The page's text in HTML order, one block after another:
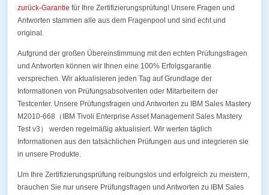
zurück-Garantie für Ihre Zertifizierungsprüfung! Unsere Fragen und
Antworten stammen alle aus dem Fragenpool und sind echt und
original.
Aufgrund der großen Übereinstimmung mit den echten Prüfungsfragen
und Antworten können wir Ihnen eine 100% Erfolgsgarantie
versprechen. Wir aktualisieren jeden Tag auf Grundlage der
Informationen von Prüfungsabsolventen oder Mitarbeitern der
Testcenter. Unsere Prüfungsfragen und Antworten zu IBM Sales Mastery
M2010-668（IBM Tivoli Enterprise Asset Management Sales Mastery
Test v3） werden regelmäßig aktualisiert. Wir werten täglich
Informationen aus den tatsächlichen Prüfungen aus und integrieren sie
in unsere Produkte.
Um Ihre Zertifizierungsprüfung reibungslos und erfolgreich zu meistern,
brauchen Sie nur unsere Prüfungsfragen und Antworten zu IBM Sales